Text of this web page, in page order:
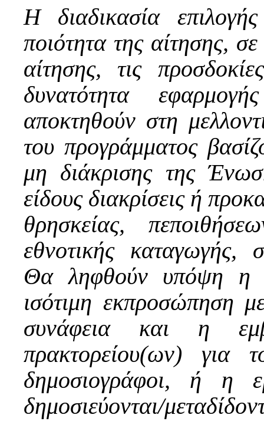
Η διαδικασία
ποιότητα της αίτησης,
αίτησης, τις
δυνατότητα
αποκτηθούν στη
του προγράμματος
μη διάκρισης της
είδους διακρίσεις ή
θρησκείας,
εθνοτικής καταγωγής,
Θα ληφθούν υπόψη η
ισότιμη εκπροσώπηση
συνάφεια και η
πρακτορείου(ων) για
δημοσιογράφοι, ή η
δημοσιεύονται/